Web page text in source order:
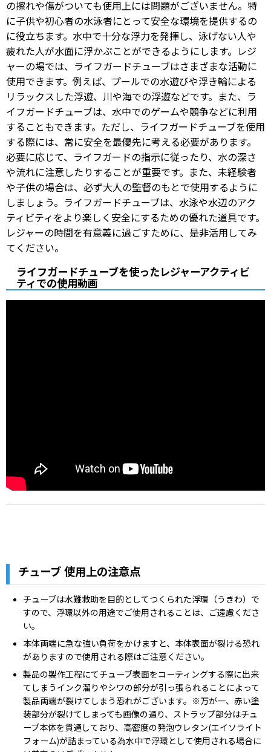
の擦れや傷がついても使用上には問題がございません。特
に子供や初心者の水泳者にとって安全な環境を提供するの
に役立ちます。水中で十分な浮力を発揮し、泳げない人や
疲れた人が水面に浮かぶことができるようにします。レジ
ャーの場では、ライフガードチューブはさまざまな活動に
使用できます。例えば、プールでの水遊びや浮き輪による
リラックスした浮遊、川や海での浮遊などです。また、ラ
イフガードチューブは、水中でのゲームや競争などに利用
することもできます。ただし、ライフガードチューブを使用
する際には、常に安全を最優先に考える必要があります。
必要に応じて、ライフガードの指示に従ったり、水の深さ
や流れに注意したりすることが重要です。また、未経験者
や子供の場合は、必ず大人の監督のもとで使用するように
しましょう。ライフガードチューブは、水泳や水辺のアク
ティビティをより楽しく安全にするための優れた道具です。
レジャーの時間を有意義に過ごすために、是非活用してみ
てください。
ライフガードチューブを使ったレジャーアクティビ
ティでの使用動画
チューブ 使用上の注意点
チューブは水難救助を目的としてつくられた浮環（うきわ）で
すので、浮環以外の用途でご使用されることは、ご遠慮くださ
い。
本体両端に急な強い負荷をかけますと、本体表面が裂ける恐れ
がありますので使用される際はご注意ください。
製品の製作工程にてチューブ表面をコーティングする際に出来
てしまうインク溜りやシワの部分が引っ張られることによって
製品両端が裂けてしまう恐れがございます。※万が一、赤い塗
装部分が裂けてしまっても画像の通り、ストラップ部分はチュ
ーブ本体を貫通しており、高密度の発泡ウレタン(エイソライト
フォーム)が詰まっている為水中で浮環として使用される場合に